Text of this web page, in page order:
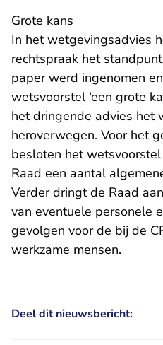
Grote kans
In het wetgevingsadvies
rechtspraak het
paper werd ingenomen
wetsvoorstel ‘een grote
het dringende advies het
heroverwegen. Voor het
besloten het
Raad een aantal
Verder dringt de Raad
van eventuele personele
gevolgen voor de bij de
werkzame mensen.
Deel dit nieuwsbericht: